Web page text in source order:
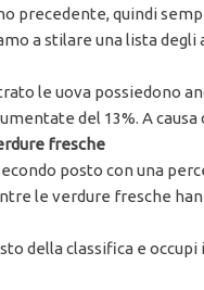
precedente, quindi
a stilare una lista
le uova possiedono
del 13%. A
fresche
posto con una
le verdure fresche
della classifica e